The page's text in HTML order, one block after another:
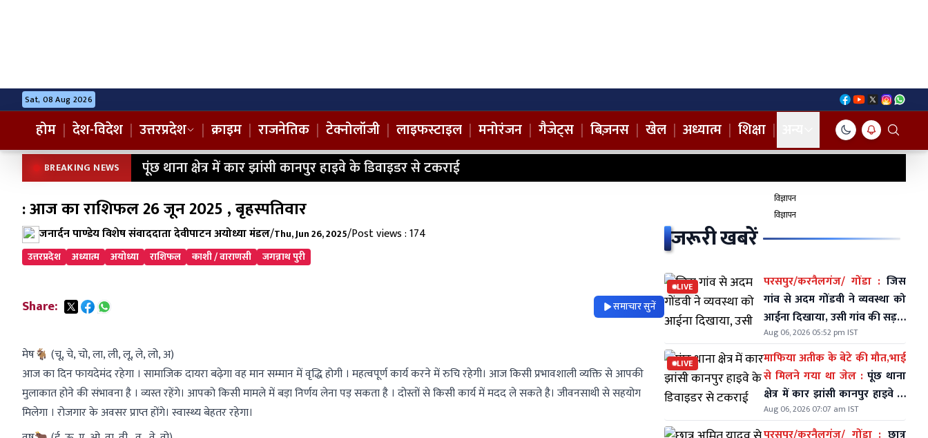
Sat, 08 Aug 2026
होम | देश-विदेश | उत्तरप्रदेश | क्राइम | राजनेतिक | टेक्नोलॉजी | लाइफस्टाइल | मनोरंजन | गैजेट्स | बिज़नस | खेल | अध्यात्म | शिक्षा |
BREAKING NEWS पूंछ थाना क्षेत्र में कार झांसी कानपुर हाइवे के डिवाइडर से टकराई
: आज का राशिफल 26 जून 2025 , बृहस्पतिवार
जनार्दन पाण्डेय विशेष संवाददाता देवीपाटन अयोध्या मंडल/Thu, Jun 26, 2025/Post views : 174
उत्तरप्रदेश अध्यात्म अयोध्या राशिफल काशी / वाराणसी जगन्नाथ पुरी
Share: समाचार सुनें
मेष🐐 (चू, चे, चो, ला, ली, लू, ले, लो, अ)
आज का दिन फायदेमंद रहेगा । सामाजिक दायरा बढ़ेगा वह मान सम्मान में वृद्धि होगी । महत्वपूर्ण कार्य करने में रुचि रहेगी। आज किसी प्रभावशाली व्यक्ति से आपकी
मुलाकात होने की संभावना है । व्यस्त रहेंगे। आपको किसी मामले में बड़ा निर्णय लेना पड़ सकता है । दोस्तों से किसी कार्य में मदद ले सकते है। जीवनसाथी से सहयोग
मिलेगा । रोजगार के अवसर प्राप्त होंगे। स्वास्थ्य बेहतर रहेगा।
विज्ञापन
विज्ञापन
जरूरी खबरें
LIVE परसपुर/करनैलगंज/ गोंडा : जिस
गांव से अदम गोंडवी ने व्यवस्था को
आईना दिखाया, उसी गांव की सड़कें
आज भी कीचड़ और गड्ढों में तब्दील
Aug 06, 2026 05:52 pm IST
LIVE
माफिया अतीक के बेटे की मौत,भाई
से मिलने गया था जेल : पूंछ थाना
क्षेत्र में कार झांसी कानपुर हाइवे के
डिवाइडर से टकराई
Aug 06, 2026 07:07 am IST